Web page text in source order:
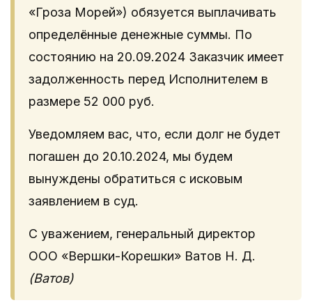
«Гроза Морей») обязуется выплачивать
определённые денежные суммы. По
состоянию на 20.09.2024 Заказчик имеет
задолженность перед Исполнителем в
размере 52 000 руб.
Уведомляем вас, что, если долг не будет
погашен до 20.10.2024, мы будем
вынуждены обратиться с исковым
заявлением в суд.
С уважением, генеральный директор
ООО «Вершки-Корешки» Ватов Н. Д.
(Ватов)